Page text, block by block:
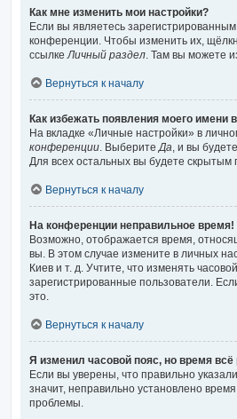
Как мне изменить мои настройки?
Если вы являетесь
конференции. Чтобы изменить их,
ссылкеЛичный раздел. Там вы можете
Вернуться к началу
Как избежать появления моего имени
На вкладке «Личные настройки» в
конференции. ВыберитеДа, и вы
Для всех остальных вы будете скрытым
Вернуться к началу
На конференции неправильное время!
Возможно, отображается время,
вы. В этом случае измените в личных
Киев и т. д. Учтите, что изменять
зарегистрированные пользователи.
это.
Вернуться к началу
Я изменил часовой пояс, но время всё
Если вы уверены, что правильно
значит, неправильно установлено
проблемы.